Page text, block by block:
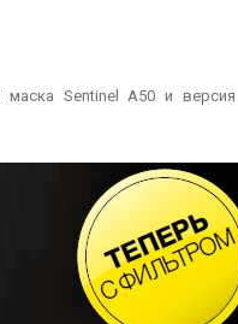
маска Sentinel A50 и